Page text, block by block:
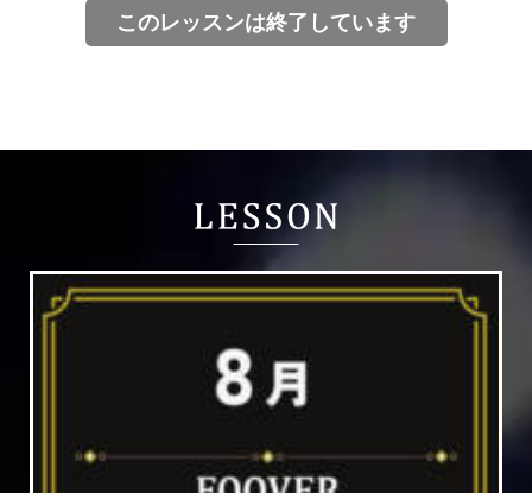
このレッスンは終了しています